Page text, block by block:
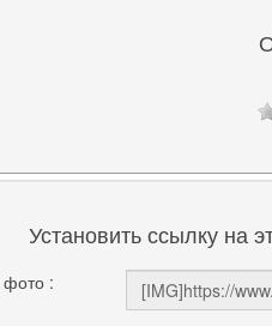
Установить ссылку на
фото :